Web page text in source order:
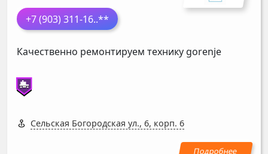
+7 (903) 311-16..**
Качественно ремонтируем технику gorenje
Сельская Богородская ул., 6, корп. 6